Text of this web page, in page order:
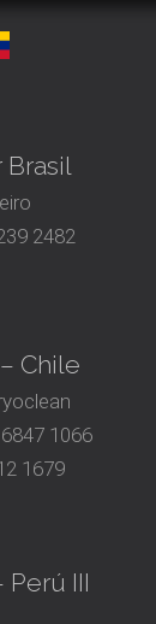
2482
Chile
1066
1679
III